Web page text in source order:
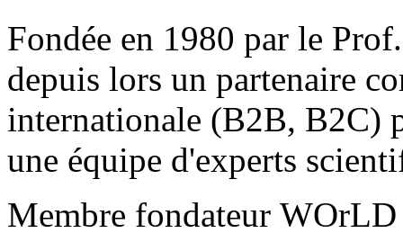
Fondée en 1980 par le
depuis lors un partenaire
internationale (B2B, B2C)
une équipe d'experts
Membre fondateur